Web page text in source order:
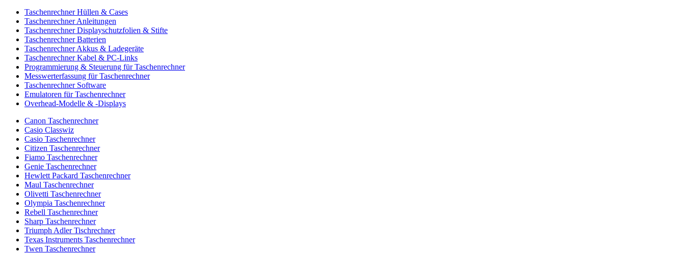
Taschenrechner Hüllen & Cases
Taschenrechner Anleitungen
Taschenrechner Displayschutzfolien & Stifte
Taschenrechner Batterien
Taschenrechner Akkus & Ladegeräte
Taschenrechner Kabel & PC-Links
Programmierung & Steuerung für Taschenrechner
Messwerterfassung für Taschenrechner
Taschenrechner Software
Emulatoren für Taschenrechner
Overhead-Modelle & -Displays
Canon Taschenrechner
Casio Classwiz
Casio Taschenrechner
Citizen Taschenrechner
Fiamo Taschenrechner
Genie Taschenrechner
Hewlett Packard Taschenrechner
Maul Taschenrechner
Olivetti Taschenrechner
Olympia Taschenrechner
Rebell Taschenrechner
Sharp Taschenrechner
Triumph Adler Tischrechner
Texas Instruments Taschenrechner
Twen Taschenrechner